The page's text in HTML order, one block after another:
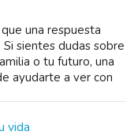
una respuesta
sientes dudas sobre
o tu futuro, una
ayudarte a ver con
vida